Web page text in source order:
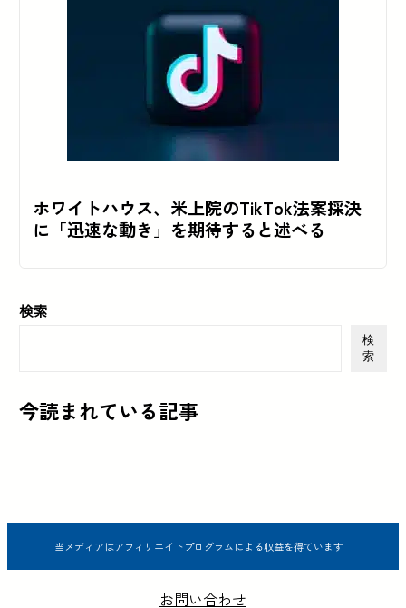
ホワイトハウス、米上院のTikTok法案採決
に「迅速な動き」を期待すると述べる
検索
検
索
今読まれている記事
当メディアはアフィリエイトプログラムによる収益を得ています
お問い合わせ